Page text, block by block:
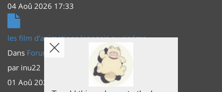
04 Aoû 2026 17:33
les film d'animations Japonais au cinéma
Dans Forum Principal
Actus (TV, vidéo, web)
par inu22
01 Aoû 2026 20:56